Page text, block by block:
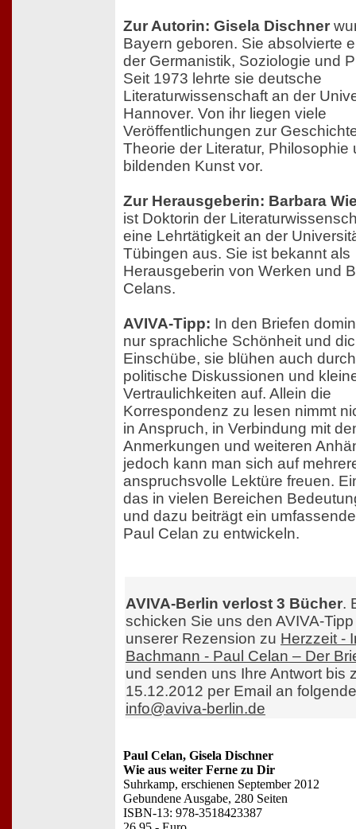
Zur Autorin: Gisela Dischner
Bayern geboren. Sie absolvierte
der Germanistik, Soziologie und
Seit 1973 lehrte sie deutsche
Literaturwissenschaft an der
Hannover. Von ihr liegen viele
Veröffentlichungen zur
Theorie der Literatur, Philosophie
bildenden Kunst vor.
Zur Herausgeberin: Barbara
ist Doktorin der
eine Lehrtätigkeit an der
Tübingen aus. Sie ist bekannt als
Herausgeberin von Werken und
Celans.
AVIVA-Tipp: In den Briefen
nur sprachliche Schönheit und
Einschübe, sie blühen auch
politische Diskussionen und
Vertraulichkeiten auf. Allein die
Korrespondenz zu lesen nimmt
in Anspruch, in Verbindung mit
Anmerkungen und weiteren
jedoch kann man sich auf
anspruchsvolle Lektüre freuen.
das in vielen Bereichen
und dazu beiträgt ein
Paul Celan zu entwickeln.
AVIVA-Berlin verlost 3 Bücher.
schicken Sie uns den AVIVA-
unserer Rezension zu Herzzeit -
Bachmann - Paul Celan – Der
und senden uns Ihre Antwort bis
15.12.2012 per Email an
info@aviva-berlin.de
Paul Celan, Gisela Dischner
Wie aus weiter Ferne zu Dir
Suhrkamp, erschienen September 2012
Gebundene Ausgabe, 280 Seiten
ISBN-13: 978-3518423387